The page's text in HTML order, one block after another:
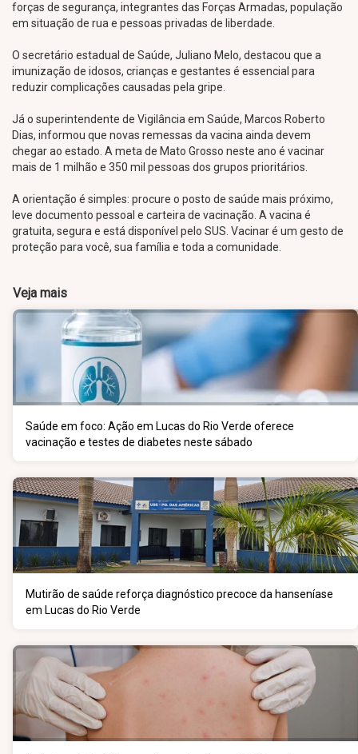
forças de segurança, integrantes das Forças Armadas, população
em situação de rua e pessoas privadas de liberdade.
O secretário estadual de Saúde, Juliano Melo, destacou que a
imunização de idosos, crianças e gestantes é essencial para
reduzir complicações causadas pela gripe.
Já o superintendente de Vigilância em Saúde, Marcos Roberto
Dias, informou que novas remessas da vacina ainda devem
chegar ao estado. A meta de Mato Grosso neste ano é vacinar
mais de 1 milhão e 350 mil pessoas dos grupos prioritários.
A orientação é simples: procure o posto de saúde mais próximo,
leve documento pessoal e carteira de vacinação. A vacina é
gratuita, segura e está disponível pelo SUS. Vacinar é um gesto de
proteção para você, sua família e toda a comunidade.
Veja mais
Saúde em foco: Ação em Lucas do Rio Verde oferece
vacinação e testes de diabetes neste sábado
Mutirão de saúde reforça diagnóstico precoce da hanseníase
em Lucas do Rio Verde